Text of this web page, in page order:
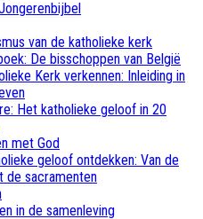
van de katholieke kerk
De bisschoppen van België
Kerk verkennen: Inleiding in
Het katholieke geloof in 20
met God
geloof ontdekken: Van de
de sacramenten
in de samenleving